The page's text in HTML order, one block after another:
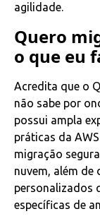
agilidade.
Quero
o que eu
Acredita que o
não sabe por
possui ampla
práticas da
migração
nuvem, além de
personalizados
específicas de